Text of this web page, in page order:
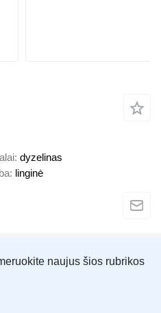
dyzelinas
linginė
naujus šios rubrikos